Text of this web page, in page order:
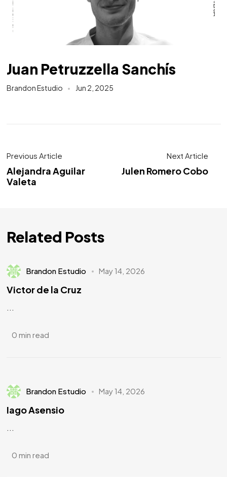
Juan Petruzzella Sanchís
Brandon Estudio Jun 2, 2025
Previous Article
Alejandra Aguilar
Valeta
Next Article
Julen Romero Cobo
Related Posts
Brandon Estudio May 14, 2026
Victor de la Cruz
...
0 min read
Brandon Estudio May 14, 2026
Iago Asensio
...
0 min read